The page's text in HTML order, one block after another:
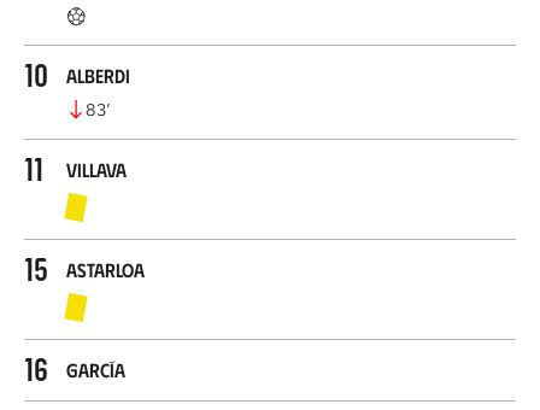
10 Alberdi
83’
11 Villava
15 Astarloa
16 García